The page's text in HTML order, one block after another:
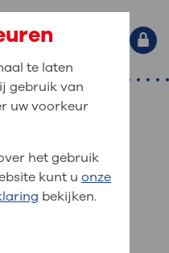
navigatie
op zoek?
MijnOLVG ,Digitalisering
van OLVG. In
te laten
gebruik van
uw voorkeur
het gebruik
kunt u onze
bekijken.